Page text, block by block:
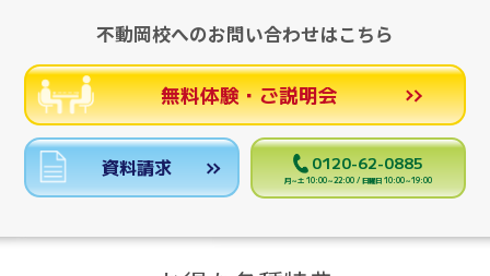
不動岡校へのお問い合わせはこちら
無料体験・ご説明会
資料請求 0120-62-0885
月～土 10:00～22:00 / 日曜日 10:00～19:00